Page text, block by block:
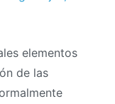
elementos
de las